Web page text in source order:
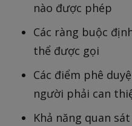
nào được phép
Các ràng buộc
thể được gọi
Các điểm phê
người phải can
Khả năng quan